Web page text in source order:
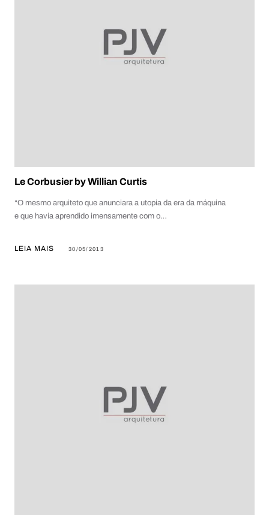
Le Corbusier by Willian Curtis
“O mesmo arquiteto que anunciara a utopia da era da máquina
e que havia aprendido imensamente com o…
LEIA MAIS 30/05/2013